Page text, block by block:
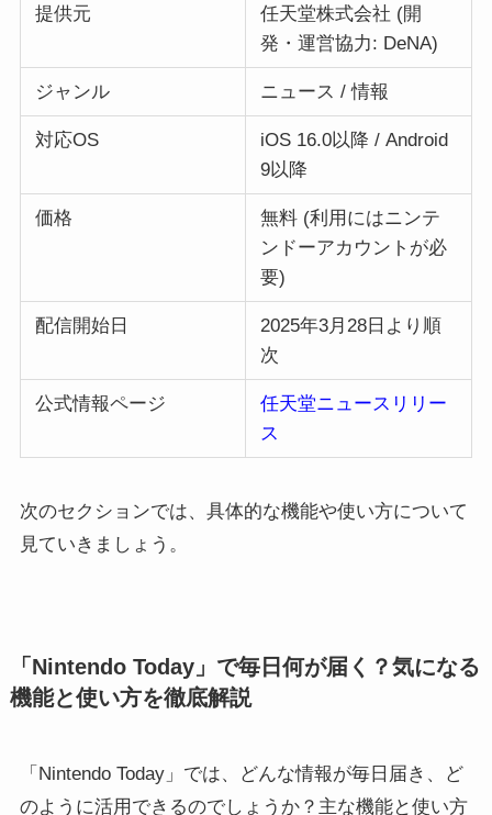
提供元
任天堂株式会社 (開
発・運営協力: DeNA)
ジャンル ニュース / 情報
対応OS
iOS 16.0以降 / Android
9以降
価格
無料 (利用にはニンテ
ンドーアカウントが必
要)
配信開始日
2025年3月28日より順
次
公式情報ページ
任天堂ニュースリリー
ス
次のセクションでは、具体的な機能や使い方について
見ていきましょう。
「Nintendo Today」で毎日何が届く？気になる
機能と使い方を徹底解説
「Nintendo Today」では、どんな情報が毎日届き、ど
のように活用できるのでしょうか？主な機能と使い方